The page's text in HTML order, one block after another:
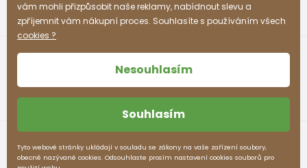
pidilidi.cz © 2026. WebdesignLitvanyi.sk.
vám mohli přizpůsobit naše reklamy, nabídnout slevu a
zpříjemnit vám nákupní proces. Souhlasíte s používáním všech
cookies ?
Nesouhlasím
Souhlasím
Tyto webové stránky ukládají v souladu se zákony na vaše zařízení soubory,
obecně nazývané cookies. Odsouhlaste prosím nastavení cookies souborů pro